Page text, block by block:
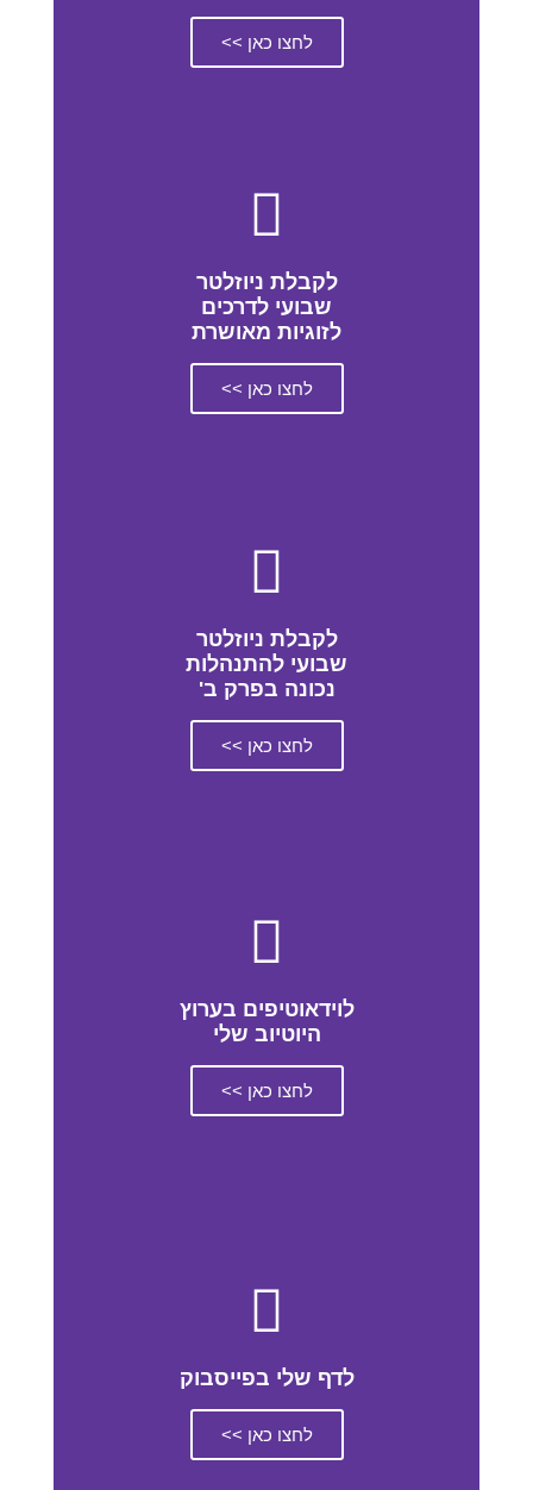
לחצו כאן >>
לקבלת ניוזלטר
שבועי לדרכים
לזוגיות מאושרת
לחצו כאן >>
לקבלת ניוזלטר
שבועי להתנהלות
נכונה בפרק ב'
לחצו כאן >>
לוידאוטיפים בערוץ
היוטיוב שלי
לחצו כאן >>
לדף שלי בפייסבוק
לחצו כאן >>